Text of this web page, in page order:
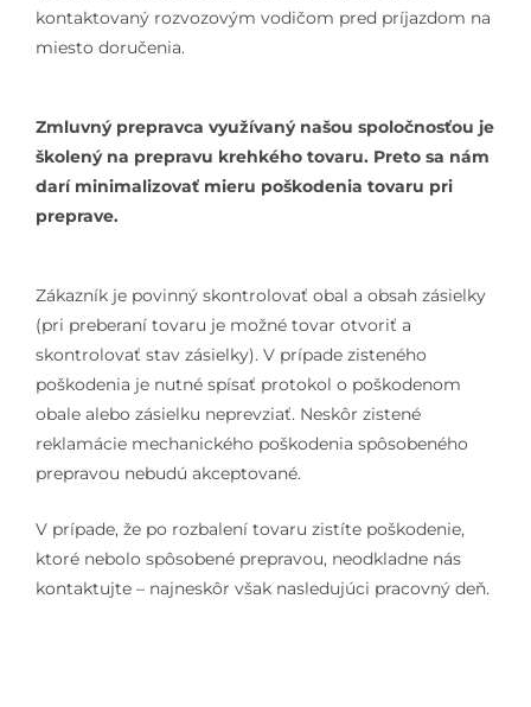
kontaktovaný rozvozovým vodičom pred príjazdom na
miesto doručenia.
Zmluvný prepravca využívaný našou spoločnosťou je
školený na prepravu krehkého tovaru. Preto sa nám
darí minimalizovať mieru poškodenia tovaru pri
preprave.
Zákazník je povinný skontrolovať obal a obsah zásielky
(pri preberaní tovaru je možné tovar otvoriť a
skontrolovať stav zásielky). V prípade zisteného
poškodenia je nutné spísať protokol o poškodenom
obale alebo zásielku neprevziať. Neskôr zistené
reklamácie mechanického poškodenia spôsobeného
prepravou nebudú akceptované.
V prípade, že po rozbalení tovaru zistíte poškodenie,
ktoré nebolo spôsobené prepravou, neodkladne nás
kontaktujte – najneskôr však nasledujúci pracovný deň.